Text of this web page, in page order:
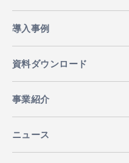
導入事例
資料ダウンロード
事業紹介
ニュース